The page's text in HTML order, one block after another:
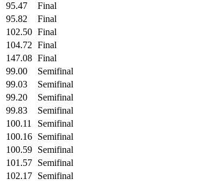
95.47
Final
95.82
Final
102.50 Final
104.72 Final
147.08 Final
99.00
Semifinal
99.03
Semifinal
99.20
Semifinal
99.83
Semifinal
100.11
Semifinal
100.16 Semifinal
100.59 Semifinal
101.57 Semifinal
102.17 Semifinal